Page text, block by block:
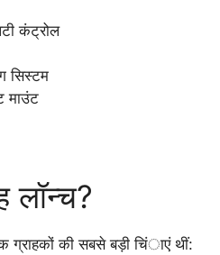
कंट्रोल
सिस्टम
माउंट
लॉन्च?
ग्राहकों की सबसे बड़ी चिंाएं थीं: